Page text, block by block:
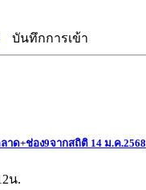
บันทึกการเข้า
าด+ช่อง9จากสถิติ 14 ม.ค.2568
น.